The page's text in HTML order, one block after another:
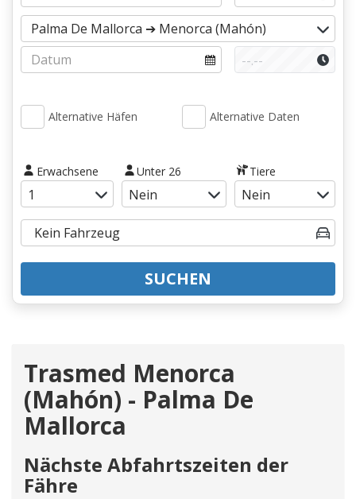
Alternative Häfen Alternative Daten
Erwachsene Unter 26 Tiere
SUCHEN
Trasmed Menorca
(Mahón) - Palma De
Mallorca
Nächste Abfahrtszeiten der
Fähre